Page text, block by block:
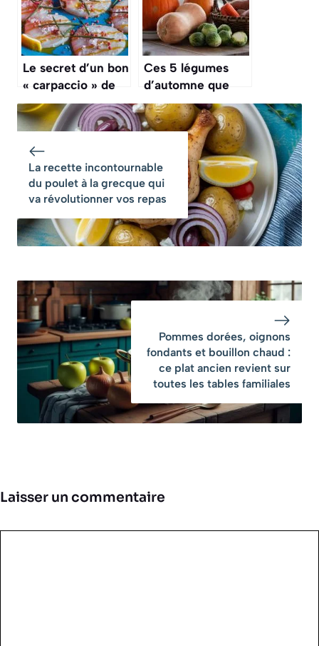
Le secret d’un bon
« carpaccio » de
Saint-Jacques,
c’est un filet
d’huile d’olive de
qualité
Ces 5 légumes
d’automne que
vous devriez
cuisiner dès
maintenant pour
un maximum de
goût
La recette incontournable
du poulet à la grecque qui
va révolutionner vos repas
Pommes dorées, oignons
fondants et bouillon chaud :
ce plat ancien revient sur
toutes les tables familiales
Laisser un commentaire